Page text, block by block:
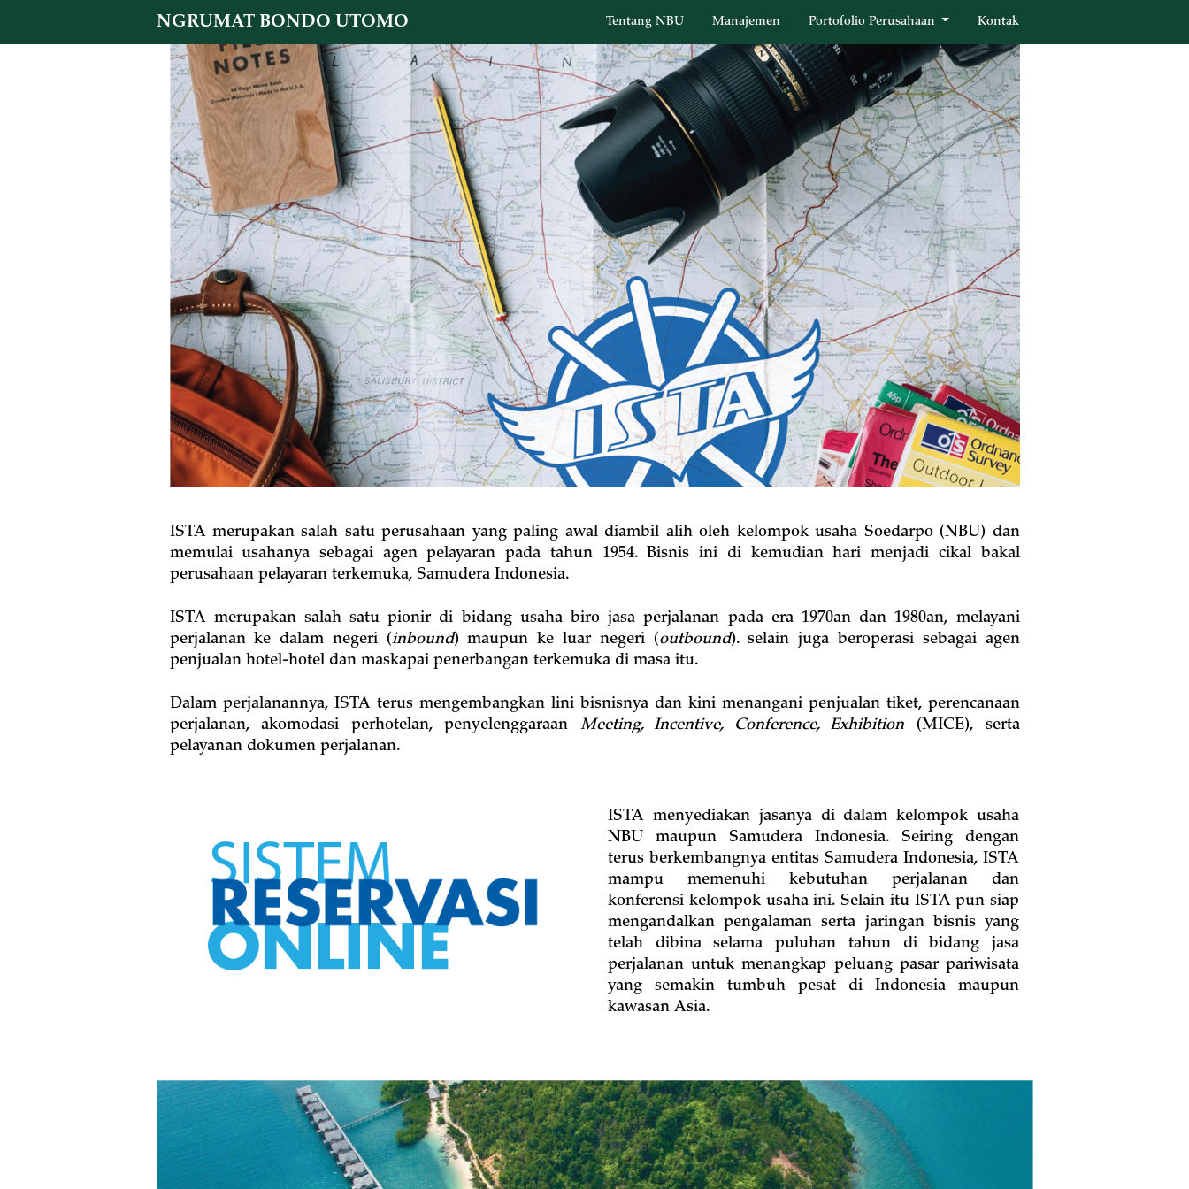
NGRUMAT BONDO UTOMO Tentang NBU Manajemen Portofolio Perusahaan Kontak
ISTA merupakan salah satu perusahaan yang paling awal diambil alih oleh kelompok usaha Soedarpo (NBU) dan
memulai usahanya sebagai agen pelayaran pada tahun 1954. Bisnis ini di kemudian hari menjadi cikal bakal
perusahaan pelayaran terkemuka, Samudera Indonesia.
ISTA merupakan salah satu pionir di bidang usaha biro jasa perjalanan pada era 1970an dan 1980an, melayani
perjalanan ke dalam negeri (inbound) maupun ke luar negeri (outbound). selain juga beroperasi sebagai agen
penjualan hotel-hotel dan maskapai penerbangan terkemuka di masa itu.
Dalam perjalanannya, ISTA terus mengembangkan lini bisnisnya dan kini menangani penjualan tiket, perencanaan
perjalanan, akomodasi perhotelan, penyelenggaraan Meeting, Incentive, Conference, Exhibition (MICE), serta
pelayanan dokumen perjalanan.
ISTA menyediakan jasanya di dalam kelompok usaha
NBU maupun Samudera Indonesia. Seiring dengan
terus berkembangnya entitas Samudera Indonesia, ISTA
mampu memenuhi kebutuhan perjalanan dan
konferensi kelompok usaha ini. Selain itu ISTA pun siap
mengandalkan pengalaman serta jaringan bisnis yang
telah dibina selama puluhan tahun di bidang jasa
perjalanan untuk menangkap peluang pasar pariwisata
yang semakin tumbuh pesat di Indonesia maupun
kawasan Asia.